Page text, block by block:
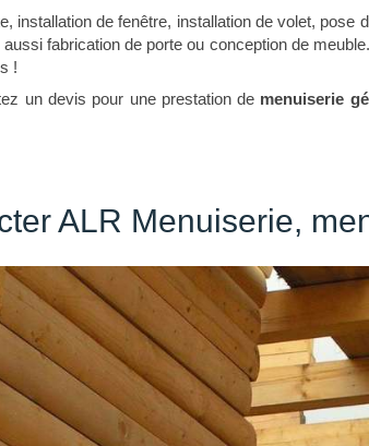
installation de fenêtre, installation de volet,
fabrication de porte ou conception de
!
un devis pour une prestation de menuiserie
ALR Menuiserie,